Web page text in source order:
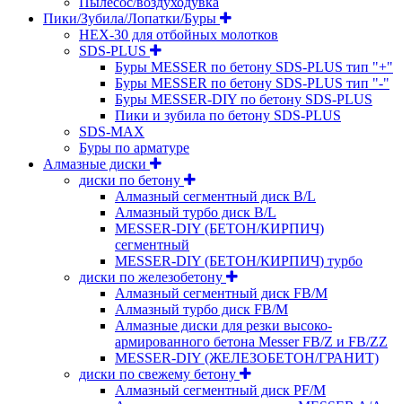
Пики/Зубила/Лопатки/Буры
HEX-30 для отбойных молотков
SDS-PLUS
Буры MESSER по бетону SDS-PLUS тип "+"
Буры MESSER по бетону SDS-PLUS тип "-"
Буры MESSER-DIY по бетону SDS-PLUS
Пики и зубила по бетону SDS-PLUS
SDS-MAX
Буры по арматуре
Алмазные диски
диски по бетону
Алмазный сегментный диск B/L
Алмазный турбо диск B/L
MESSER-DIY (БЕТОН/КИРПИЧ)
сегментный
MESSER-DIY (БЕТОН/КИРПИЧ) турбо
диски по железобетону
Алмазный сегментный диск FB/M
Алмазный турбо диск FB/M
Алмазные диски для резки высоко-
армированного бетона Messer FB/Z и FB/ZZ
MESSER-DIY (ЖЕЛЕЗОБЕТОН/ГРАНИТ)
диски по свежему бетону
Алмазный сегментный диск PF/M